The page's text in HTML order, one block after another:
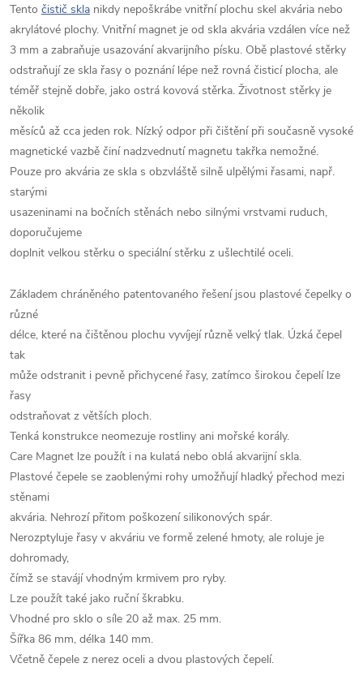
Tento čistič skla nikdy nepoškrábe vnitřní plochu skel akvária nebo
akrylátové plochy. Vnitřní magnet je od skla akvária vzdálen více než
3 mm a zabraňuje usazování akvarijního písku. Obě plastové stěrky
odstraňují ze skla řasy o poznání lépe než rovná čisticí plocha, ale
téměř stejně dobře, jako ostrá kovová stěrka. Životnost stěrky je
několik
měsíců až cca jeden rok. Nízký odpor při čištění při současně vysoké
magnetické vazbě činí nadzvednutí magnetu takřka nemožné.
Pouze pro akvária ze skla s obzvláště silně ulpělými řasami, např.
starými
usazeninami na bočních stěnách nebo silnými vrstvami ruduch,
doporučujeme
doplnit velkou stěrku o speciální stěrku z ušlechtilé oceli.
Základem chráněného patentovaného řešení jsou plastové čepelky o
různé
délce, které na čištěnou plochu vyvíjejí různě velký tlak. Úzká čepel
tak
může odstranit i pevně přichycené řasy, zatímco širokou čepelí lze
řasy
odstraňovat z větších ploch.
Tenká konstrukce neomezuje rostliny ani mořské korály.
Care Magnet lze použít i na kulatá nebo oblá akvarijní skla.
Plastové čepele se zaoblenými rohy umožňují hladký přechod mezi
stěnami
akvária. Nehrozí přitom poškození silikonových spár.
Nerozptyluje řasy v akváriu ve formě zelené hmoty, ale roluje je
dohromady,
čímž se stavájí vhodným krmivem pro ryby.
Lze použít také jako ruční škrabku.
Vhodné pro sklo o síle 20 až max. 25 mm.
Šířka 86 mm, délka 140 mm.
Včetně čepele z nerez oceli a dvou plastových čepelí.